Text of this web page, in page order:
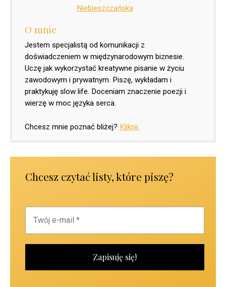
O mnie
Jestem specjalistą od komunikacji z
doświadczeniem w międzynarodowym biznesie.
Uczę jak wykorzystać kreatywne pisanie w życiu
zawodowym i prywatnym. Piszę, wykładam i
praktykuję slow life. Doceniam znaczenie poezji i
wierzę w moc języka serca.
Chcesz mnie poznać bliżej? Kliknij.
Chcesz czytać listy, które piszę?